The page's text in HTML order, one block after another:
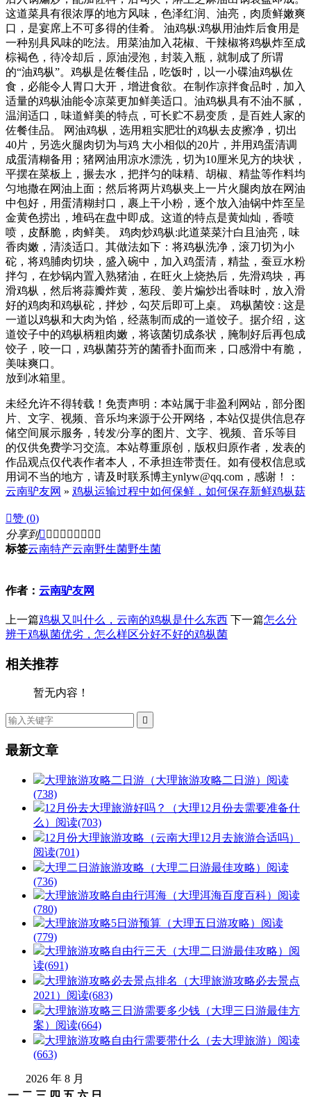
这道菜具有很浓厚的地方风味，色泽红润、油亮，肉质鲜嫩爽
口，是宴席上不可多得的佳肴。 油鸡枞:鸡枞用油炸后食用是
一种别具风味的吃法。用菜油加入花椒、干辣椒将鸡枞炸至成
棕褐色，待冷却后，原油浸泡，封装入瓶，就制成了所谓
的“油鸡枞”。鸡枞是佐餐佳品，吃饭时，以一小碟油鸡枞佐
食，必能令人胃口大开，增进食欲。在制作凉拌食品时，加入
适量的鸡枞油能令凉菜更加鲜美适口。油鸡枞具有不油不腻，
温润适口，味道鲜美的特点，可长贮不易变质，是百姓人家的
佐餐佳品。 网油鸡枞，选用粗实肥壮的鸡枞去皮擦净，切出
40片，另选火腿肉切为与鸡 大小相似的20片，并用鸡蛋清调
成蛋清糊备用；猪网油用凉水漂洗，切为10厘米见方的块状，
平摆在菜板上，搌去水，把拌匀的味精、胡椒、精盐等作料均
匀地撒在网油上面；然后将两片鸡枞夹上一片火腿肉放在网油
中包好，用蛋清糊封口，裹上干小粉，逐个放入油锅中炸至呈
金黄色捞出，堆码在盘中即成。这道的特点是黄灿灿，香喷
喷，皮酥脆，肉鲜美。 鸡肉炒鸡枞:此道菜菜汁白且油亮，味
香肉嫩，清淡适口。其做法如下：将鸡枞洗净，滚刀切为小
砣，将鸡脯肉切块，盛入碗中，加入鸡蛋清，精盐，蚕豆水粉
拌匀，在炒锅内置入熟猪油，在旺火上烧热后，先滑鸡块，再
滑鸡枞，然后将蒜瓣炸黄，葱段、姜片煸炒出香味时，放入滑
好的鸡肉和鸡枞砣，拌炒，勾芡后即可上桌。 鸡枞菌饺 : 这是
一道以鸡枞和大肉为馅，经蒸制而成的一道饺子。据介绍，这
道饺子中的鸡枞柄粗肉嫩，将该菌切成条状，腌制好后再包成
饺子，咬一口，鸡枞菌芬芳的菌香扑面而来，口感滑中有脆，
美味爽口。
放到冰箱里。
未经允许不得转载！免责声明：本站属于非盈利网站，部分图
片、文字、视频、音乐均来源于公开网络，本站仅提供信息存
储空间展示服务，转发/分享的图片、文字、视频、音乐等目
的仅供免费学习交流。本站尊重原创，版权归原作者，发表的
作品观点仅代表作者本人，不承担连带责任。如有侵权信息或
用词不当的地方，请及时联系博主ynlyw@qq.com，感谢！：
云南驴友网 » 鸡枞运输过程中如何保鲜，如何保存新鲜鸡枞菇
赞 (0)
分享到        
标签云南特产云南野生菌野生菌
作者： 云南驴友网
上一篇鸡枞又叫什么，云南的鸡枞是什么东西 下一篇怎么分
辨干鸡枞菌优劣，怎么样区分好不好的鸡枞菌
相关推荐
暂无内容！

最新文章
大理旅游攻略二日游（大理旅游攻略二日游） 阅读
(738)
12月份去大理旅游好吗？（大理12月份去需要准备什
么） 阅读(703)
12月份大理旅游攻略（云南大理12月去旅游合适吗）
阅读(701)
大理二日游旅游攻略（大理二日游最佳攻略） 阅读
(736)
大理旅游攻略自由行洱海（大理洱海百度百科） 阅读
(780)
大理旅游攻略5日游预算（大理五日游攻略） 阅读
(779)
大理旅游攻略自由行三天（大理二日游最佳攻略） 阅
读(691)
大理旅游攻略必去景点排名（大理旅游攻略必去景点
2021） 阅读(683)
大理旅游攻略三日游需要多少钱（大理三日游最佳方
案） 阅读(664)
大理旅游攻略自由行需要带什么（去大理旅游） 阅读
(663)
2026 年 8 月